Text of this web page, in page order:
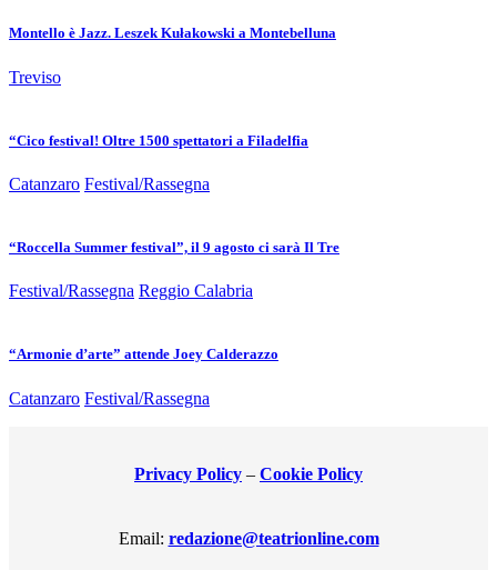
Montello è Jazz. Leszek Kułakowski a Montebelluna
Treviso
“Cico festival! Oltre 1500 spettatori a Filadelfia
Catanzaro Festival/Rassegna
“Roccella Summer festival”, il 9 agosto ci sarà Il Tre
Festival/Rassegna Reggio Calabria
“Armonie d’arte” attende Joey Calderazzo
Catanzaro Festival/Rassegna
Privacy Policy – Cookie Policy
Email: redazione@teatrionline.com